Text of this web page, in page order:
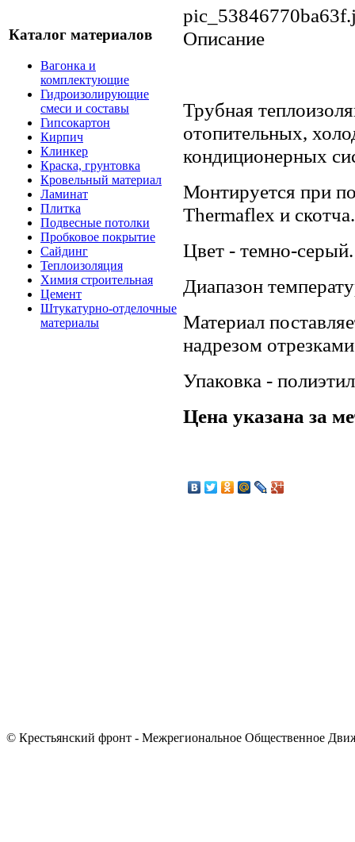
Каталог материалов
Вагонка и
комплектующие
Гидроизолирующие
смеси и составы
Гипсокартон
Кирпич
Клинкер
Краска, грунтовка
Кровельный материал
Ламинат
Плитка
Подвесные потолки
Пробковое покрытие
Сайдинг
Теплоизоляция
Химия строительная
Цемент
Штукатурно-отделочные
материалы
Описание
Трубная
отопительных,
кондиционерных
Монтируется при
Thermaflex и скотча.
Цвет - темно-серый.
Диапазон
Материал
надрезом
Упаковка -
Цена указана за
© Крестьянский фронт - Межрегиональное Общественное